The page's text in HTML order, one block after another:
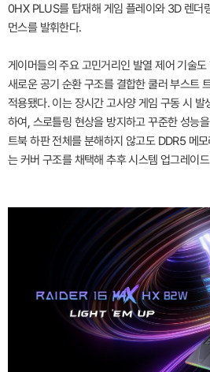
0HX PLUS를 탑재해 게임 플레이와 3D 렌더
먼스를 발휘한다.
게이머들의 주요 고민거리인 발열 제어 기술
새로운 공기 순환 구조를 결합한 쿨러 부스트
적용됐다. 이는 장시간 고사양 게임 구동 시
하여, 스로틀링 현상을 방지하고 꾸준한 성능
트북 하판 전체를 분해하지 않고도 DDR5 메
는 커버 구조를 채택해 추후 시스템 업그레이